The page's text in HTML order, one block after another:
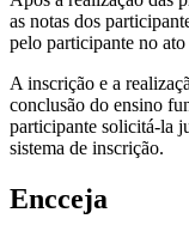
as notas dos
pelo participante no
A inscrição e a
conclusão do ensino
participante solicitá-la
sistema de inscrição.
Encceja